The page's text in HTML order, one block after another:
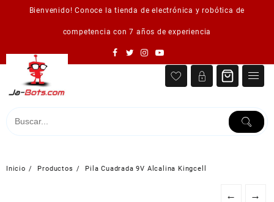
Bienvenido! Conoce la tienda de electrónica y robótica de
competencia con 7 años de experiencia
Inicio Productos Pila Cuadrada 9V Alcalina Kingcell
← →